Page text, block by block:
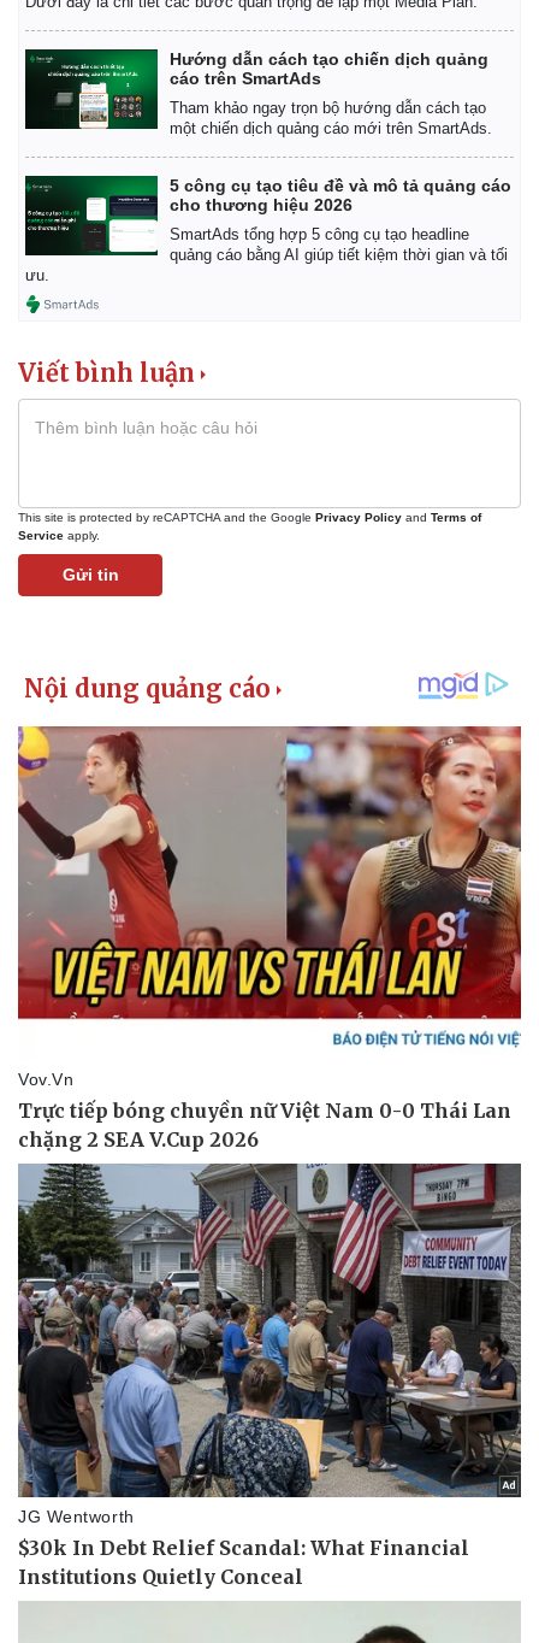
Kinh tế
Bất động sản
Thị trường
Giá vàng
Tiêu dùng
Giá cà phê
Hướng dẫn cách tạo chiến dịch quảng
cáo trên SmartAds
Tham khảo ngay trọn bộ hướng dẫn cách tạo
một chiến dịch quảng cáo mới trên SmartAds.
5 công cụ tạo tiêu đề và mô tả quảng cáo
cho thương hiệu 2026
SmartAds tổng hợp 5 công cụ tạo headline
quảng cáo bằng AI giúp tiết kiệm thời gian và tối
ưu.
Viết bình luận
This site is protected by reCAPTCHA and the Google Privacy Policy and Terms of
Service apply.
Gửi tin